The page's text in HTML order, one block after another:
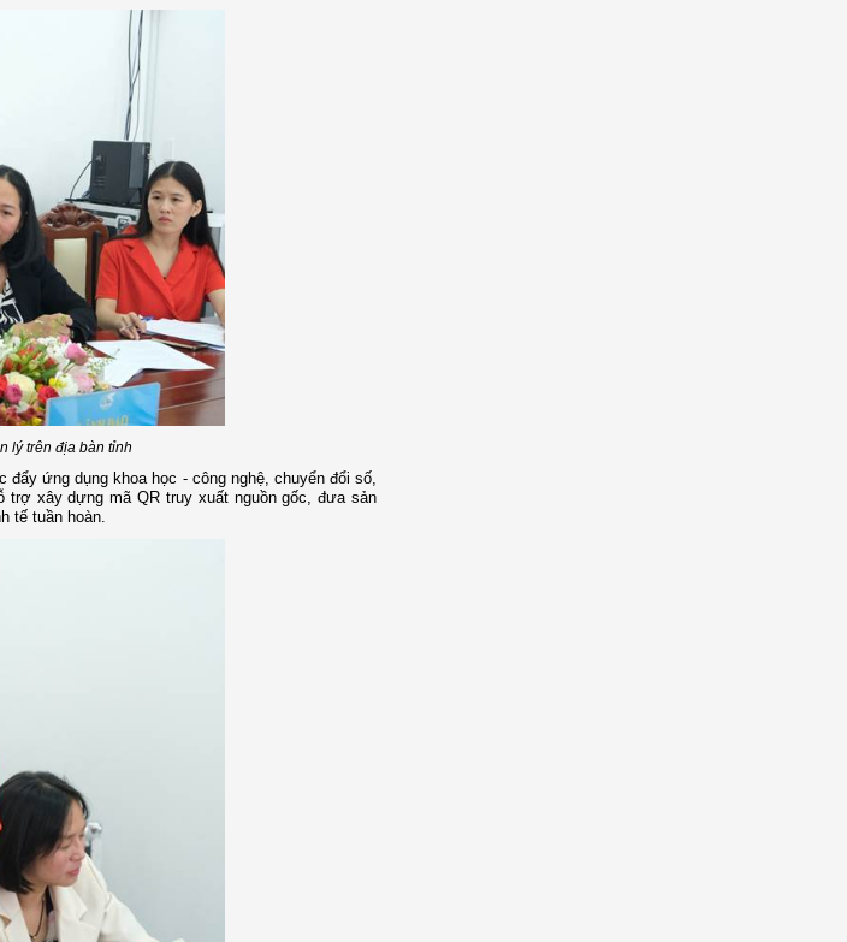
lý trên địa bàn tỉnh
ứng dụng khoa học - công nghệ, chuyển đổi số,
xây dựng mã QR truy xuất nguồn gốc, đưa sản
tế tuần hoàn.